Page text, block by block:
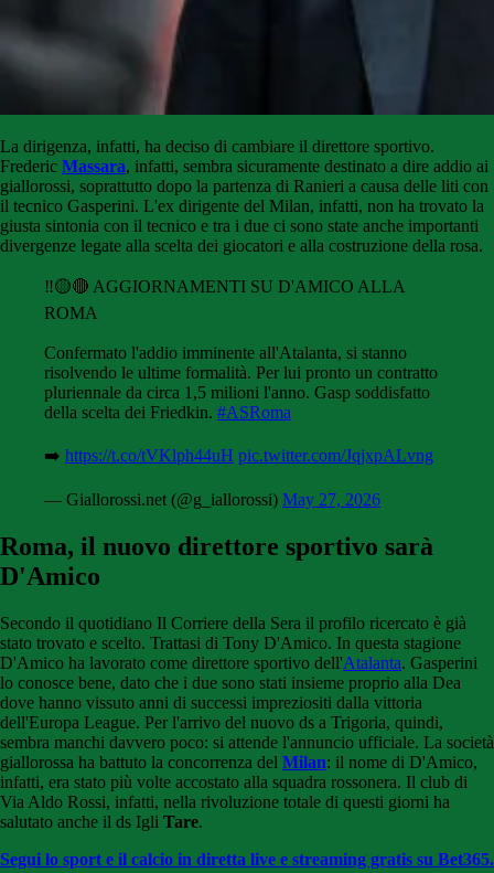
La dirigenza, infatti, ha deciso di cambiare il direttore sportivo.
Frederic Massara, infatti, sembra sicuramente destinato a dire addio ai
giallorossi, soprattutto dopo la partenza di Ranieri a causa delle liti con
il tecnico Gasperini. L'ex dirigente del Milan, infatti, non ha trovato la
giusta sintonia con il tecnico e tra i due ci sono state anche importanti
divergenze legate alla scelta dei giocatori e alla costruzione della rosa.
‼️🟡🔴 AGGIORNAMENTI SU D'AMICO ALLA
ROMA
Confermato l'addio imminente all'Atalanta, si stanno
risolvendo le ultime formalità. Per lui pronto un contratto
pluriennale da circa 1,5 milioni l'anno. Gasp soddisfatto
della scelta dei Friedkin. #ASRoma
➡️ https://t.co/tVKlph44uH pic.twitter.com/JqjxpALvng
— Giallorossi.net (@g_iallorossi) May 27, 2026
Roma, il nuovo direttore sportivo sarà
D'Amico
Secondo il quotidiano Il Corriere della Sera il profilo ricercato è già
stato trovato e scelto. Trattasi di Tony D'Amico. In questa stagione
D'Amico ha lavorato come direttore sportivo dell'Atalanta. Gasperini
lo conosce bene, dato che i due sono stati insieme proprio alla Dea
dove hanno vissuto anni di successi impreziositi dalla vittoria
dell'Europa League. Per l'arrivo del nuovo ds a Trigoria, quindi,
sembra manchi davvero poco: si attende l'annuncio ufficiale. La società
giallorossa ha battuto la concorrenza del Milan: il nome di D'Amico,
infatti, era stato più volte accostato alla squadra rossonera. Il club di
Via Aldo Rossi, infatti, nella rivoluzione totale di questi giorni ha
salutato anche il ds Igli Tare.
Segui lo sport e il calcio in diretta live e streaming gratis su Bet365.